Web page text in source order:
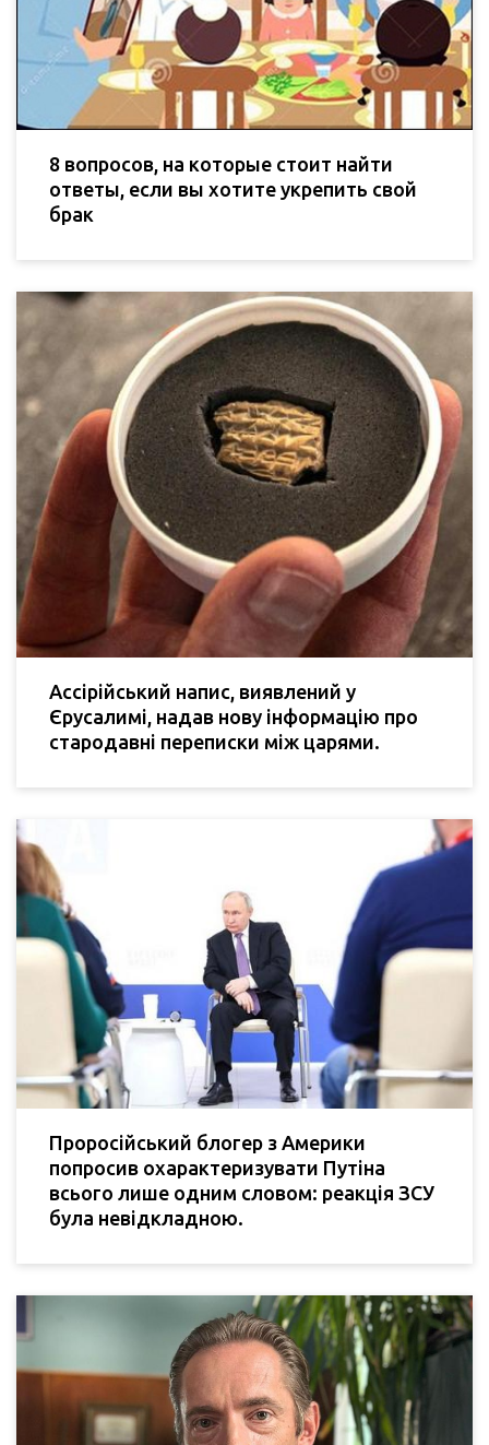
8 вопросов, на которые стоит найти
ответы, если вы хотите укрепить свой
брак
Ассірійський напис, виявлений у
Єрусалимі, надав нову інформацію про
стародавні переписки між царями.
Проросійський блогер з Америки
попросив охарактеризувати Путіна
всього лише одним словом: реакція ЗСУ
була невідкладною.